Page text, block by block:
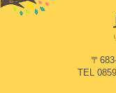
〒
TEL